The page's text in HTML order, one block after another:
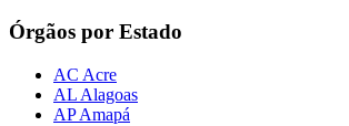
Órgãos por Estado
AC Acre
AL Alagoas
AP Amapá